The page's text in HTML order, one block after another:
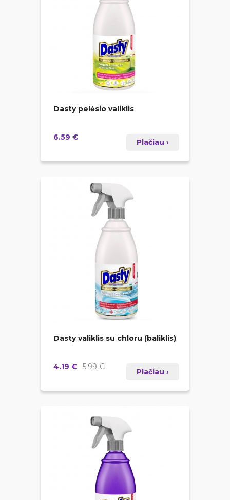
Dasty pelėsio valiklis
6.59 €
Plačiau ›
Dasty valiklis su chloru (baliklis)
4.19 € 5.99 €
Plačiau ›